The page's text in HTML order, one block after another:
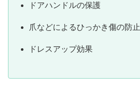
ドアハンドルの保護
爪などによるひっかき傷の防止
ドレスアップ効果